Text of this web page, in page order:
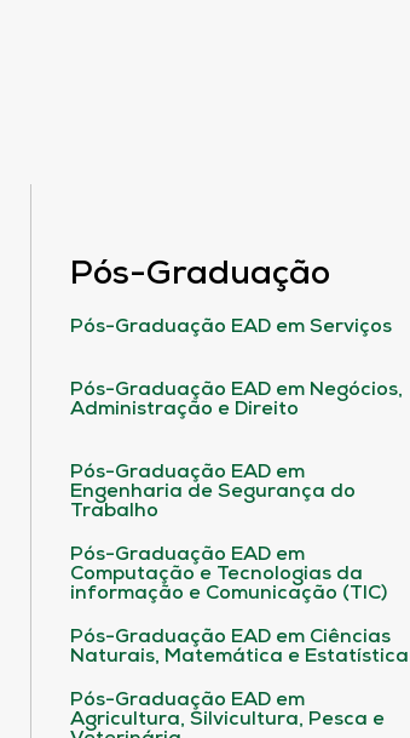
Pós-Graduação
Pós-Graduação EAD em Serviços
Pós-Graduação EAD em Negócios,
Administração e Direito
Pós-Graduação EAD em
Engenharia de Segurança do
Trabalho
Pós-Graduação EAD em
Computação e Tecnologias da
informação e Comunicação (TIC)
Pós-Graduação EAD em Ciências
Naturais, Matemática e Estatística
Pós-Graduação EAD em
Agricultura, Silvicultura, Pesca e